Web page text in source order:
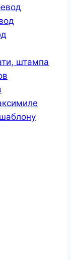
штампа